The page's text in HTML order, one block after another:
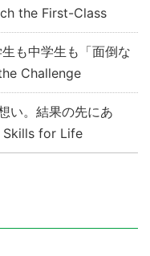
the First-Class
も中学生も「面倒な
Challenge
い。結果の先にあ
Skills for Life